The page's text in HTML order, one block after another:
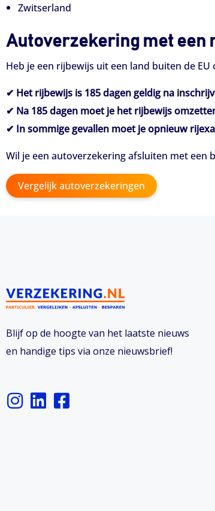
Zwitserland
Autoverzekering met een
Heb je een rijbewijs uit een land buiten de EU
✔ Het rijbewijs is 185 dagen geldig na
✔ Na 185 dagen moet je het rijbewijs
✔ In sommige gevallen moet je opnieuw
Wil je een autoverzekering afsluiten met een
Vergelijk autoverzekeringen
Blijf op de hoogte van het laatste nieuws
en handige tips via onze nieuwsbrief!
I
n
L
i
F
a